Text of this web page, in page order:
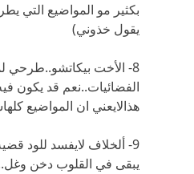
بكثير مو المواضيع التي
يقول خذوني)
8- الأخت بيكاتشو..طرحي
الفضائيات..نعم قد يكون
هذالايعني ان المواضيع
9- ألخلاف لايفسد للود
يبقى في القلوب دخن